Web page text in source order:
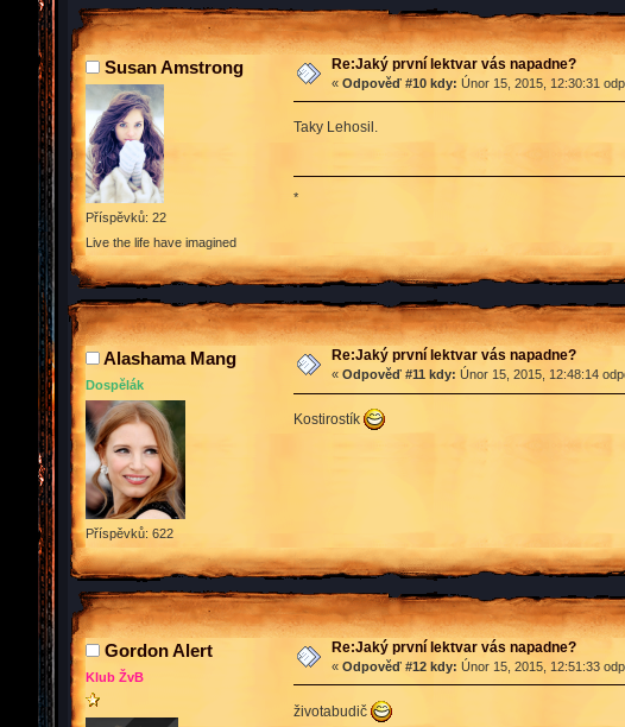
Susan Amstrong
Příspěvků: 22
Live the life have imagined
Re:Jaký první lektvar vás napadne?
« Odpověď #10 kdy: Únor 15, 2015, 12:30:31
Taky Lehosil.
*
Alashama Mang
Dospělák
Příspěvků: 622
Re:Jaký první lektvar vás napadne?
« Odpověď #11 kdy: Únor 15, 2015, 12:48:14
Kostirostík
Gordon Alert
Klub ŽvB
Re:Jaký první lektvar vás napadne?
« Odpověď #12 kdy: Únor 15, 2015, 12:51:33
životabudič